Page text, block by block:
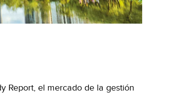
Report, el mercado de la gestión